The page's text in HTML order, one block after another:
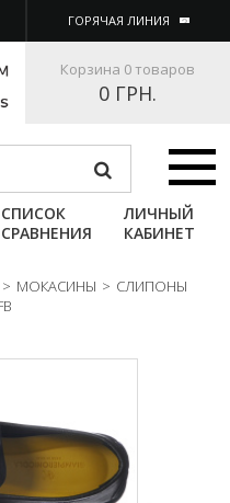
ГОРЯЧАЯ ЛИНИЯ
Корзина 0 товаров
0 ГРН.
СПИСОК
СРАВНЕНИЯ
ЛИЧНЫЙ
КАБИНЕТ
> МОКАСИНЫ > СЛИПОНЫ